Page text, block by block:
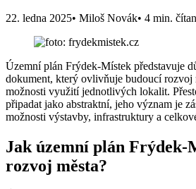
22. ledna 2025• Miloš Novák• 4 min.
Územní plán Frýdek-Místek představuje
dokument, který ovlivňuje budoucí rozvoj
možnosti využití jednotlivých lokalit.
připadat jako abstraktní, jeho význam je
možnosti výstavby, infrastruktury a
Jak územní plán Frýdek-
rozvoj města?